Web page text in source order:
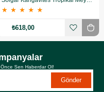
★ ★ ★ ★ ★
₺618,00
Sen Haberdar Ol!
Gönder